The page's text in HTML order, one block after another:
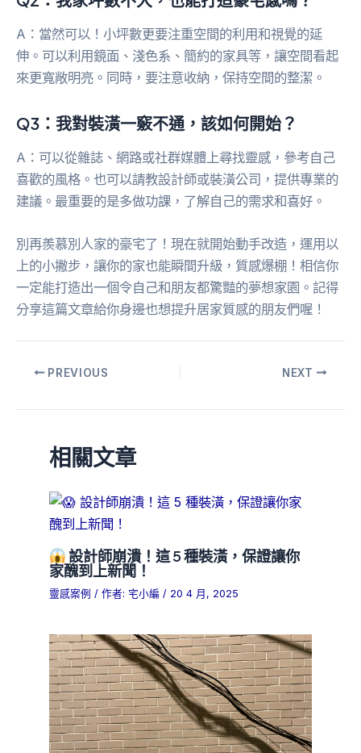
A：當然可以！小坪數更要注重空間的利用和視覺的延
伸。可以利用鏡面、淺色系、簡約的家具等，讓空間看起
來更寬敞明亮。同時，要注意收納，保持空間的整潔。
Q3：我對裝潢一竅不通，該如何開始？
A：可以從雜誌、網路或社群媒體上尋找靈感，參考自己
喜歡的風格。也可以請教設計師或裝潢公司，提供專業的
建議。最重要的是多做功課，了解自己的需求和喜好。
別再羨慕別人家的豪宅了！現在就開始動手改造，運用以
上的小撇步，讓你的家也能瞬間升級，質感爆棚！相信你
一定能打造出一個令自己和朋友都驚豔的夢想家園。記得
分享這篇文章給你身邊也想提升居家質感的朋友們喔！
PREVIOUS NEXT
相關文章
設計師崩潰！這 5 種裝潢，保證讓你
家醜到上新聞！
靈感案例 / 作者: 宅小編 / 20 4 月, 2025